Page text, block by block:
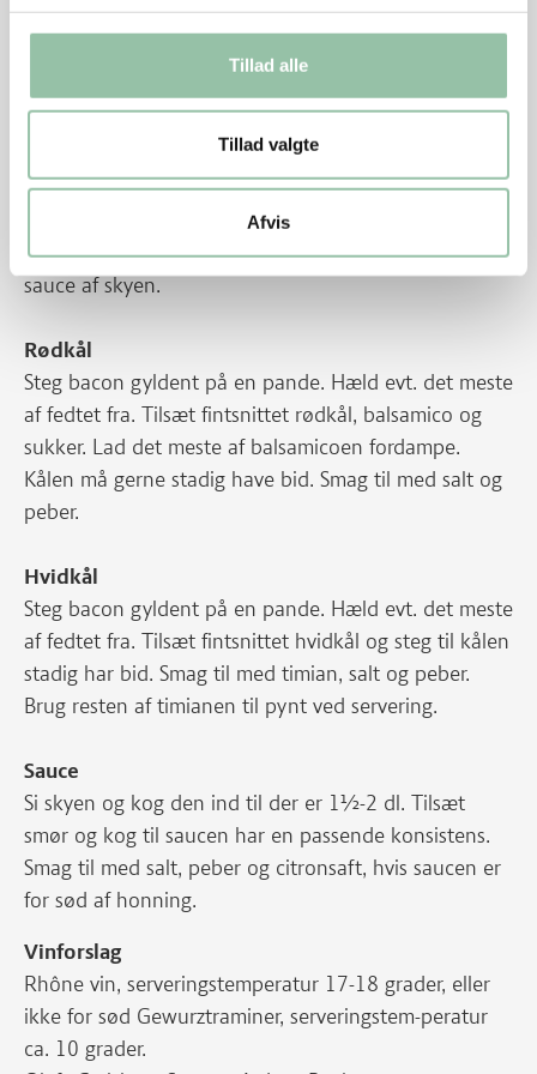
Tillad alle
Tillad valgte
Afvis
også kaldet tournerede grøntsager. Fennikel skæres i
både og porre i 3 cm lange stykker. Skær bacon i
tern. Svits bacon, kartofler og grøntsager i
gryden mellem grøntsagerne og tilsæt honning. Tilsæt
øllet og lad det koge op. Læg låg på og steg det ved
svag varme i ca. 3 timer til kødet er mørt.
Skær kødet midt over på tværs ved anretning. Lav
sauce af skyen.
Rødkål
Steg bacon gyldent på en pande. Hæld evt. det meste
af fedtet fra. Tilsæt fintsnittet rødkål, balsamico og
sukker. Lad det meste af balsamicoen fordampe.
Kålen må gerne stadig have bid. Smag til med salt og
peber.
Hvidkål
Steg bacon gyldent på en pande. Hæld evt. det meste
af fedtet fra. Tilsæt fintsnittet hvidkål og steg til kålen
stadig har bid. Smag til med timian, salt og peber.
Brug resten af timianen til pynt ved servering.
Sauce
Si skyen og kog den ind til der er 1½-2 dl. Tilsæt
smør og kog til saucen har en passende konsistens.
Smag til med salt, peber og citronsaft, hvis saucen er
for sød af honning.
Vinforslag
Rhône vin, serveringstemperatur 17-18 grader, eller
ikke for sød Gewurztraminer, serveringstem-peratur
ca. 10 grader.